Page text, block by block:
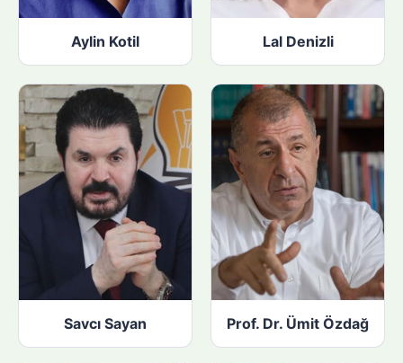
Aylin Kotil Lal Denizli
Savcı Sayan Prof. Dr. Ümit Özdağ